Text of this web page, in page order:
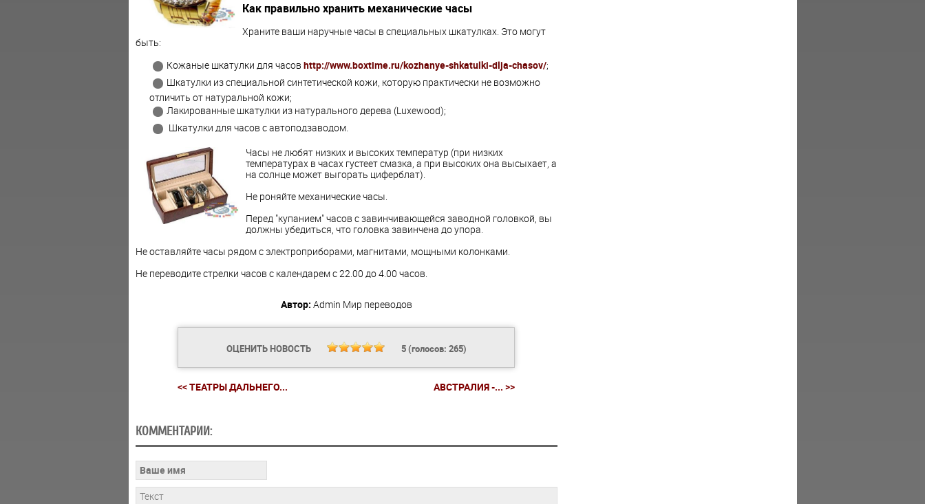
Как правильно хранить механические часы
Храните ваши наручные часы в специальных шкатулках. Это могут
быть:
Кожаные шкатулки для часов http://www.boxtime.ru/kozhanye-shkatulki-dlja-chasov/;
Шкатулки из специальной синтетической кожи, которую практически не возможно
отличить от натуральной кожи;
Лакированные шкатулки из натурального дерева (Luxewood);
Шкатулки для часов с автоподзаводом.
Часы не любят низких и высоких температур (при низких
температурах в часах густеет смазка, а при высоких она высыхает, а
на солнце может выгорать циферблат).
Не роняйте механические часы.
Перед "купанием" часов с завинчивающейся заводной головкой, вы
должны убедиться, что головка завинчена до упора.
Не оставляйте часы рядом с электроприборами, магнитами, мощными колонками.
Не переводите стрелки часов с календарем с 22.00 до 4.00 часов.
Автор: Admin Мир переводов
ОЦЕНИТЬ НОВОСТЬ 5(голосов: 265)
<< ТЕАТРЫ ДАЛЬНЕГО... АВСТРАЛИЯ -... >>
КОММЕНТАРИИ: